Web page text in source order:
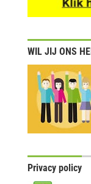
WIL JIJ ONS
Privacy policy